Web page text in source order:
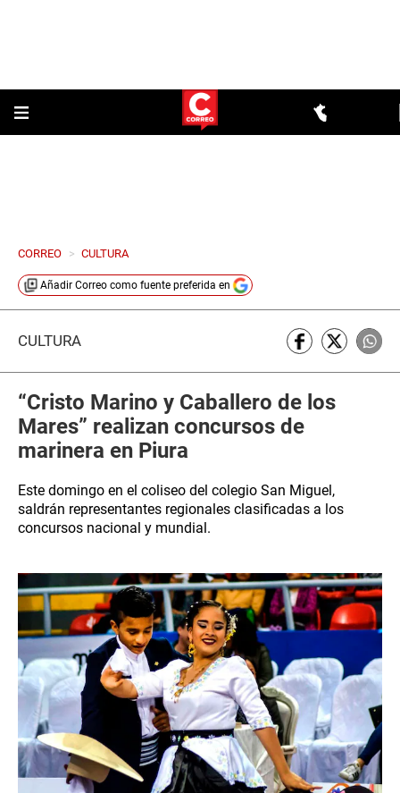
CORREO > CULTURA
Añadir Correo como fuente preferida en
CULTURA
“Cristo Marino y Caballero de los
Mares” realizan concursos de
marinera en Piura
Este domingo en el coliseo del colegio San Miguel,
saldrán representantes regionales clasificadas a los
concursos nacional y mundial.